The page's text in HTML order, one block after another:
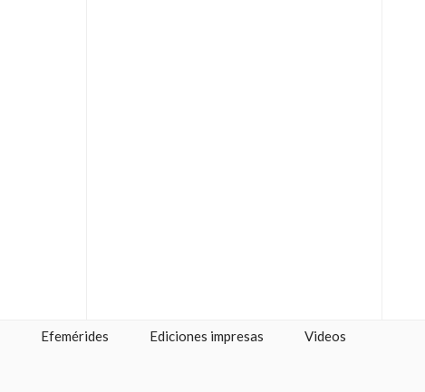
Efemérides Ediciones impresas
Videos